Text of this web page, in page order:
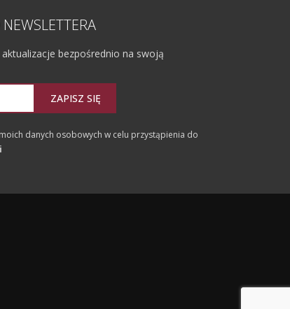
bezpośrednio na swoją
ZAPISZ SIĘ
danych osobowych w celu przystąpienia do